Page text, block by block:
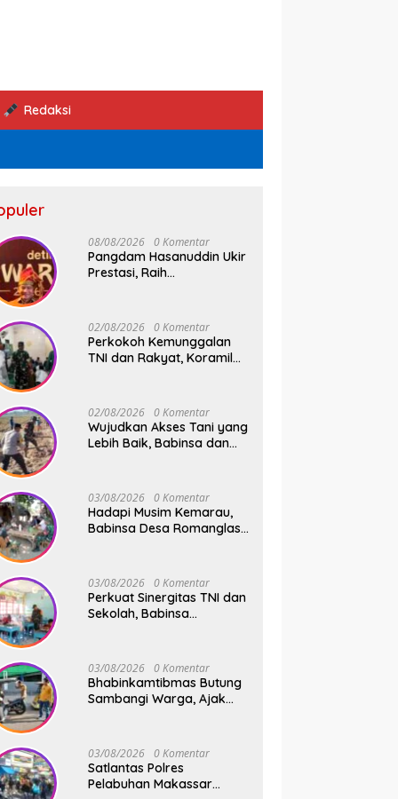
Redaksi
08/08/2026 0 Komentar
Pangdam Hasanuddin Ukir
Prestasi, Raih
Inspiratif 2026
02/08/2026 0 Komentar
Perkokoh Kemunggalan
TNI dan Rakyat, Koramil
02/08/2026 0 Komentar
Wujudkan Akses Tani yang
Lebih Baik, Babinsa dan
Swadaya
03/08/2026 0 Komentar
Hadapi Musim Kemarau,
Babinsa Desa Romanglasa
Kesehatan
03/08/2026 0 Komentar
Perkuat Sinergitas TNI dan
Sekolah, Babinsa
Center Malakaji
03/08/2026 0 Komentar
Bhabinkamtibmas Butung
Sambangi Warga, Ajak
03/08/2026 0 Komentar
Satlantas Polres
Pelabuhan Makassar